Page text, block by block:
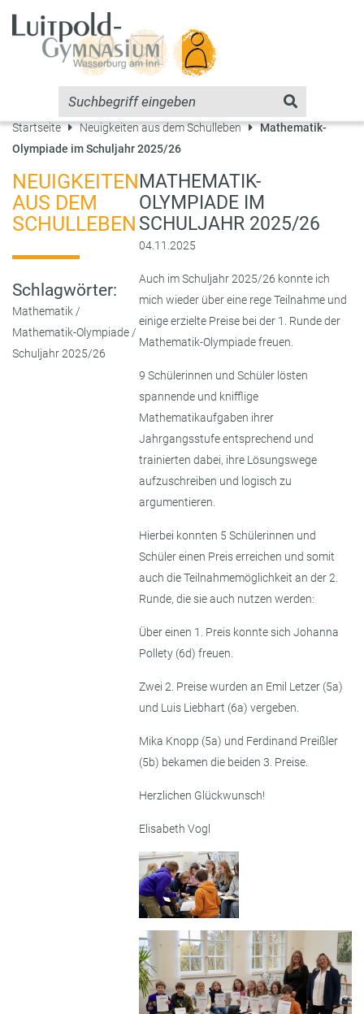
Startseite Neuigkeiten aus dem Schulleben
Mathematik-
Olympiade im Schuljahr 2025/26
NEUIGKEITEN
AUS DEM
SCHULLEBEN
Schlagwörter:
Mathematik/
Mathematik-Olympiade/
Schuljahr 2025/26
MATHEMATIK-
OLYMPIADE IM
SCHULJAHR 2025/26
04.11.2025
Auch im Schuljahr 2025/26 konnte ich
mich wieder über eine rege Teilnahme und
einige erzielte Preise bei der 1. Runde der
Mathematik-Olympiade freuen.
9 Schülerinnen und Schüler lösten
spannende und knifflige
Mathematikaufgaben ihrer
Jahrgangsstufe entsprechend und
trainierten dabei, ihre Lösungswege
aufzuschreiben und logisch zu
argumentieren.
Hierbei konnten 5 Schülerinnen und
Schüler einen Preis erreichen und somit
auch die Teilnahmemöglichkeit an der 2.
Runde, die sie auch nutzen werden:
Über einen 1. Preis konnte sich Johanna
Pollety (6d) freuen.
Zwei 2. Preise wurden an Emil Letzer (5a)
und Luis Liebhart (6a) vergeben.
Mika Knopp (5a) und Ferdinand Preißler
(5b) bekamen die beiden 3. Preise.
Herzlichen Glückwunsch!
Elisabeth Vogl